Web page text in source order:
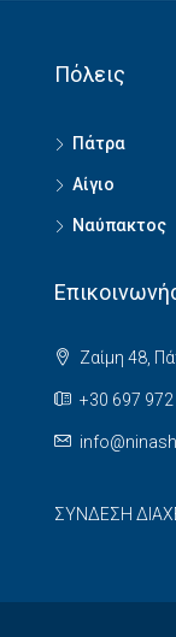
Πόλεις
Πάτρα
Αίγιο
Ναύπακτος
Ζαίμη 48,
+30 697
ΣΥΝΔΕΣΗ